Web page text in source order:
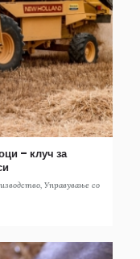
– клуч за
, Управување со